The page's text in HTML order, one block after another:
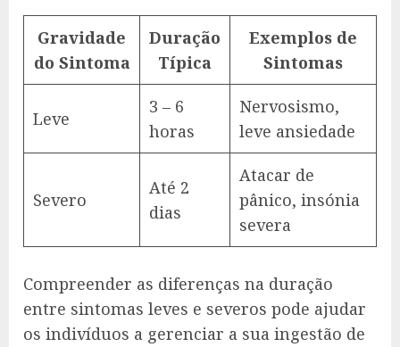
Gravidade
do Sintoma
Duração
Típica
Exemplos de
Sintomas
Leve
3 – 6
horas
Nervosismo,
leve ansiedade
Severo
Até 2
dias
Atacar de
pânico, insónia
severa
Compreender as diferenças na duração
entre sintomas leves e severos pode ajudar
os indivíduos a gerenciar a sua ingestão de